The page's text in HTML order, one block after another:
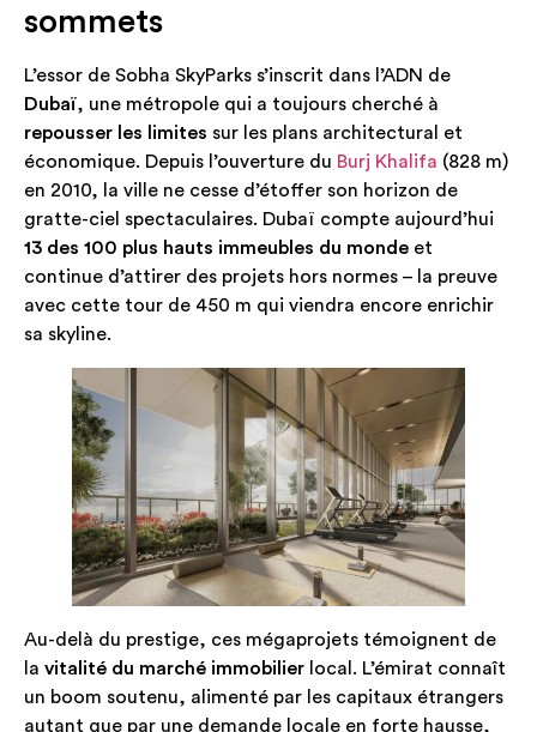
sommets
L’essor de Sobha SkyParks s’inscrit dans l’ADN de
Dubaï, une métropole qui a toujours cherché à
repousser les limites sur les plans architectural et
économique. Depuis l’ouverture du Burj Khalifa (828 m)
en 2010, la ville ne cesse d’étoffer son horizon de
gratte-ciel spectaculaires. Dubaï compte aujourd’hui
13 des 100 plus hauts immeubles du monde et
continue d’attirer des projets hors normes – la preuve
avec cette tour de 450 m qui viendra encore enrichir
sa skyline.
Au-delà du prestige, ces mégaprojets témoignent de
la vitalité du marché immobilier local. L’émirat connaît
un boom soutenu, alimenté par les capitaux étrangers
autant que par une demande locale en forte hausse,